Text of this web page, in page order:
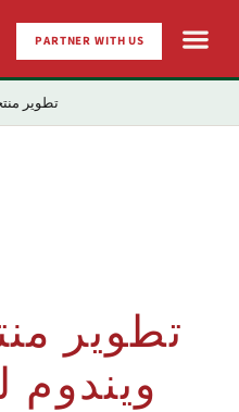
PARTNER WITH US
تطوير
تطوير